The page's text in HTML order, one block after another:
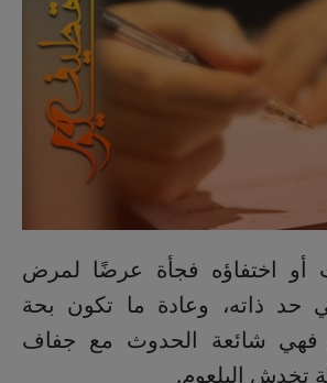
أو اختفاؤه فجأة عرضًا لمرض
ذاته، وعادة ما تكون بحة
فهي شائعة الحدوث مع جفاف
تخدش البلعوم.